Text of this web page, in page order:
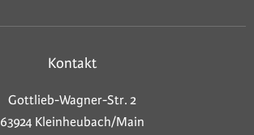
Kontakt
Gottlieb-Wagner-Str. 2
63924 Kleinheubach/Main